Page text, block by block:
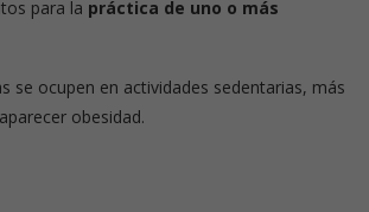
para la práctica de uno o más
se ocupen en actividades sedentarias, más
obesidad.